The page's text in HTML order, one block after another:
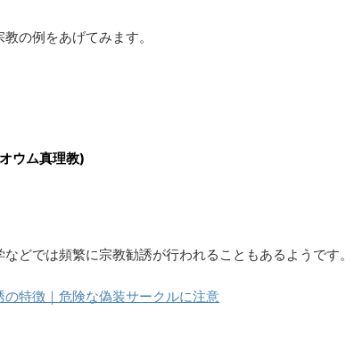
の例をあげてみます。
ウム真理教)
どでは頻繁に宗教勧誘が行われることもあるようです。
特徴｜危険な偽装サークルに注意